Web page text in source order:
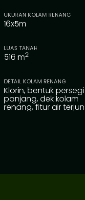
UKURAN KOLAM RENANG
16x5m
LUAS TANAH
516 m2
DETAIL KOLAM RENANG
Klorin, bentuk persegi
panjang, dek kolam
renang, fitur air terjun